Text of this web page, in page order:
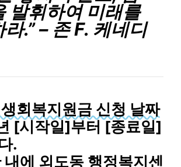
발휘하여 미래를
.” – 존 F. 케네디
회복지원금 신청 날짜
[시작일]부터 [종료일]
.
내에 외도동 행정복지센